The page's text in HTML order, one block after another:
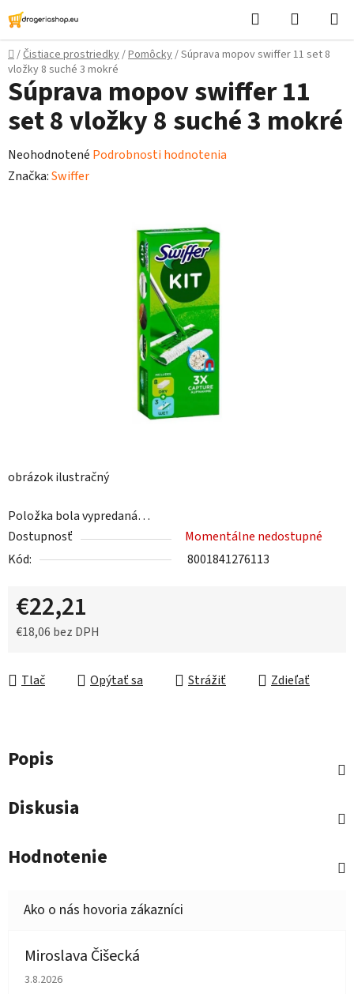
Prejsť
na
obsah
Hľadať
košík
Domov
/Čistiace prostriedky/Pomôcky/Súprava mopov swiffer 11 set 8
vložky 8 suché 3 mokré
obrázok ilustračný
Položka bola vypredaná…
Dostupnosť
Momentálne nedostupné
Kód:
8001841276113
€22,21
€18,06 bez DPH
Tlač
Opýtať sa Strážiť Zdieľať
Súprava mopov swiffer 11
set 8 vložky 8 suché 3 mokré
Priemerné
hodnotenie
Neohodnotené Podrobnosti hodnotenia
Značka:Swiffer
Popis
Diskusia
Hodnotenie
Miroslava Čišecká
Hodnotenie obchodu je 1 z 5 hviezdičiek.
3.8.2026